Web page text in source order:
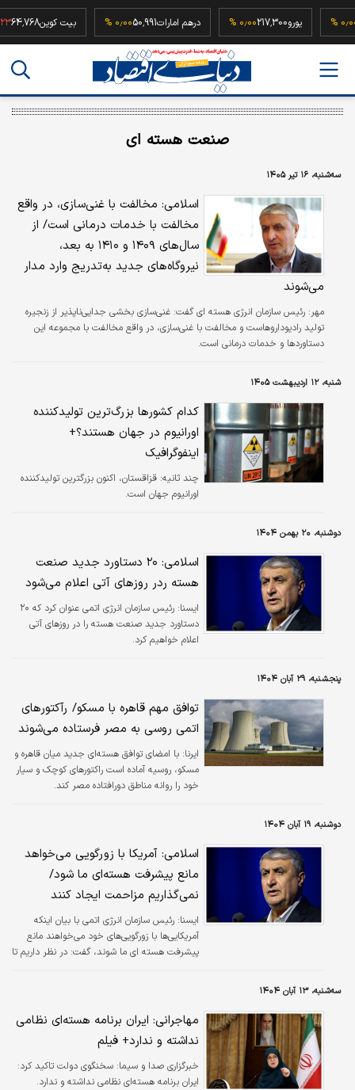
۰٫۰۰ % یورو217,300۰٫۰۰ % درهم امارات50,991۰٫۰۰ % بیت کوین
صنعت هسته ای
سه‌شنبه، ۱۶ تیر ۱۴۰۵
اسلامی: مخالفت با غنی‌سازی، در واقع
مخالفت با خدمات درمانی است/ از
سال‌های ۱۴۰۹ و ۱۴۱۰ به بعد،
نیروگاه‌های جدید به‌تدریج وارد مدار
می‌شوند
مهر:
رئیس سازمان انرژی هسته ای گفت: غنی‌سازی بخشی جدایی‌ناپذیر از زنجیره
تولید رادیوداروهاست و مخالفت با غنی‌سازی، در واقع مخالفت با مجموعه این
دستاوردها و خدمات درمانی است.
شنبه، ۱۲ اردیبهشت ۱۴۰۵
کدام کشور‌ها بزرگ‌ترین تولید‌کننده
اورانیوم در جهان هستند؟+
اینفوگرافیک
چند ثانیه: قزاقستان، اکنون بزرگترین تولیدکننده
اورانیوم جهان است.
دوشنبه، ۲۰ بهمن ۱۴۰۴
اسلامی: ۲۰ دستاورد جدید صنعت
هسته ردر روزهای آتی اعلام می‌شود
ايسنا:
رئیس سازمان انرژی اتمی عنوان کرد که ۲۰
دستاورد جدید صنعت هسته را در روزهای آتی
اعلام خواهیم کرد.
پنجشنبه، ۲۹ آبان ۱۴۰۴
توافق مهم قاهره با مسکو/ رآکتور‌های
اتمی روسی به مصر فرستاده می‌شوند
ایرنا: با امضای توافق هسته‌ای جدید میان قاهره و
مسکو، روسیه آماده است راکتورهای کوچک و سیار
خود را روانه مناطق دورافتاده مصر کند.
دوشنبه، ۱۹ آبان ۱۴۰۴
اسلامی: آمریکا با زورگویی می‌خواهد
مانع پیشرفت هسته‌ای ما شود/
نمی‌گذاریم مزاحمت ایجاد کنند
ايسنا: رئیس سازمان انرژی اتمی با بیان اینکه
آمریکایی‌ها با زورگویی‌های خود می‌خواهند مانع
پیشرفت هسته ای ما شوند، گفت: در نظر داریم تا
برای ما مزاحمت ایجاد کنند.
سه‌شنبه، ۱۳ آبان ۱۴۰۴
مهاجرانی: ایران برنامه هسته‌ای نظامی
نداشته و ندارد+ فیلم
خبرگزاری صدا و سیما: سخنگوی دولت تاکید کرد:
ایران برنامه هسته‌ای نظامی نداشته و ندارد.